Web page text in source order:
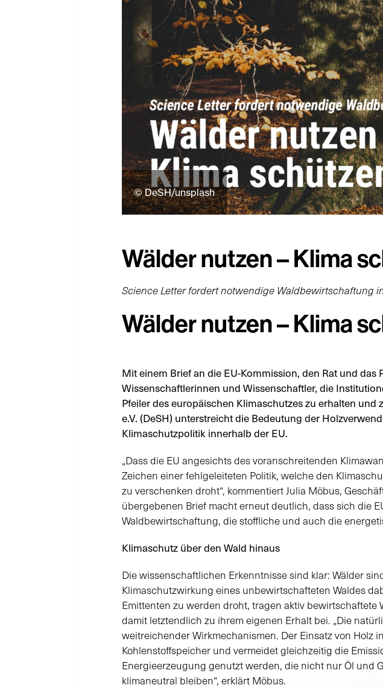
© DeSH/unsplash
Wälder nutzen – Klima
Science Letter fordert notwendige Waldbewirtschaftung
Wälder nutzen – Klima
Mit einem Brief an die EU-Kommission, den Rat und
Wissenschaftlerinnen und Wissenschaftler, die
Pfeiler des europäischen Klimaschutzes zu erhalten
e.V. (DeSH) unterstreicht die Bedeutung der
Klimaschutzpolitik innerhalb der EU.
„Dass die EU angesichts des voranschreitenden
Zeichen einer fehlgeleiteten Politik, welche den
zu verschenken droht“, kommentiert Julia Möbus,
übergebenen Brief macht erneut deutlich, dass sich die
Waldbewirtschaftung, die stoffliche und auch die
Klimaschutz über den Wald hinaus
Die wissenschaftlichen Erkenntnisse sind klar: Wälder
Klimaschutzwirkung eines unbewirtschafteten Waldes
Emittenten zu werden droht, tragen aktiv
damit letztendlich zu ihrem eigenen Erhalt bei. „Die
weitreichender Wirkmechanismen. Der Einsatz von
Kohlenstoffspeicher und vermeidet gleichzeitig die
Energieerzeugung genutzt werden, die nicht nur Öl und
klimaneutral bleiben“, erklärt Möbus.